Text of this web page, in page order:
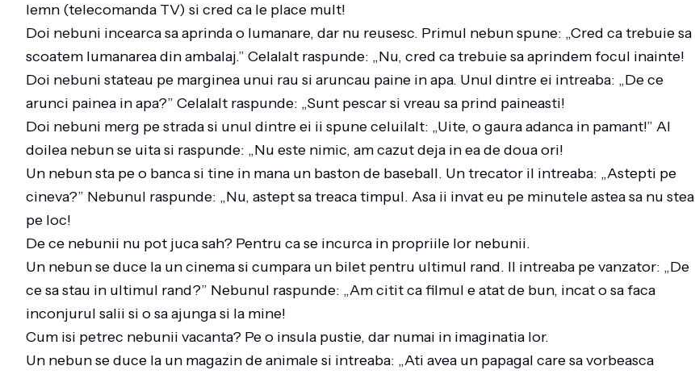
lemn (telecomanda TV) si cred ca le place mult!
Doi nebuni incearca sa aprinda o lumanare, dar nu reusesc. Primul nebun spune: „Cred ca trebuie sa
scoatem lumanarea din ambalaj.” Celalalt raspunde: „Nu, cred ca trebuie sa aprindem focul inainte!
Doi nebuni stateau pe marginea unui rau si aruncau paine in apa. Unul dintre ei intreaba: „De ce
arunci painea in apa?” Celalalt raspunde: „Sunt pescar si vreau sa prind paineasti!
Doi nebuni merg pe strada si unul dintre ei ii spune celuilalt: „Uite, o gaura adanca in pamant!” Al
doilea nebun se uita si raspunde: „Nu este nimic, am cazut deja in ea de doua ori!
Un nebun sta pe o banca si tine in mana un baston de baseball. Un trecator il intreaba: „Astepti pe
cineva?” Nebunul raspunde: „Nu, astept sa treaca timpul. Asa ii invat eu pe minutele astea sa nu stea
pe loc!
De ce nebunii nu pot juca sah? Pentru ca se incurca in propriile lor nebunii.
Un nebun se duce la un cinema si cumpara un bilet pentru ultimul rand. Il intreaba pe vanzator: „De
ce sa stau in ultimul rand?” Nebunul raspunde: „Am citit ca filmul e atat de bun, incat o sa faca
inconjurul salii si o sa ajunga si la mine!
Cum isi petrec nebunii vacanta? Pe o insula pustie, dar numai in imaginatia lor.
Un nebun se duce la un magazin de animale si intreaba: „Ati avea un papagal care sa vorbeasca